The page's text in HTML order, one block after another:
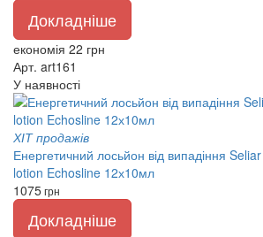
Докладніше
економія 22 грн
Арт. art161
У наявності
ХІТ продажів
Енергетичний лосьйон від випадіння
lotion Echosline 12х10мл
1075грн
Докладніше